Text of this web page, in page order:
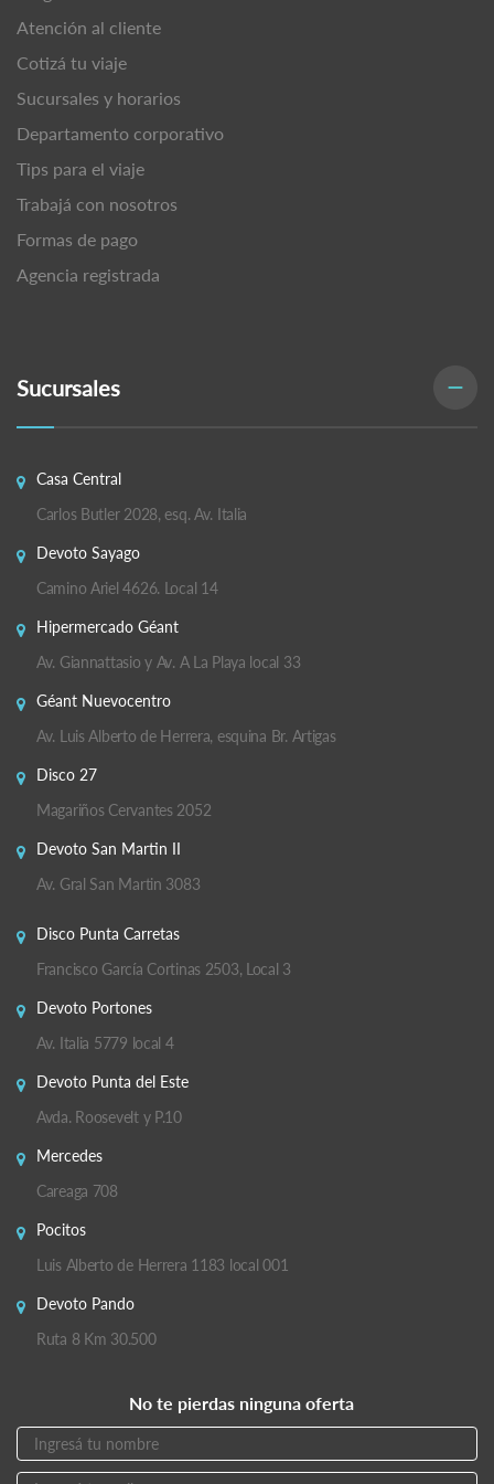
Atención al cliente
Cotizá tu viaje
Sucursales y horarios
Departamento corporativo
Tips para el viaje
Trabajá con nosotros
Formas de pago
Agencia registrada
Sucursales
Casa Central
Carlos Butler 2028, esq. Av. Italia
Devoto Sayago
Camino Ariel 4626. Local 14
Hipermercado Géant
Av. Giannattasio y Av. A La Playa local 33
Géant Nuevocentro
Av. Luis Alberto de Herrera, esquina Br. Artigas
Disco 27
Magariños Cervantes 2052
Devoto San Martin II
Av. Gral San Martin 3083
Disco Punta Carretas
Francisco García Cortinas 2503, Local 3
Devoto Portones
Av. Italia 5779 local 4
Devoto Punta del Este
Avda. Roosevelt y P.10
Mercedes
Careaga 708
Pocitos
Luis Alberto de Herrera 1183 local 001
Devoto Pando
Ruta 8 Km 30.500
No te pierdas ninguna oferta